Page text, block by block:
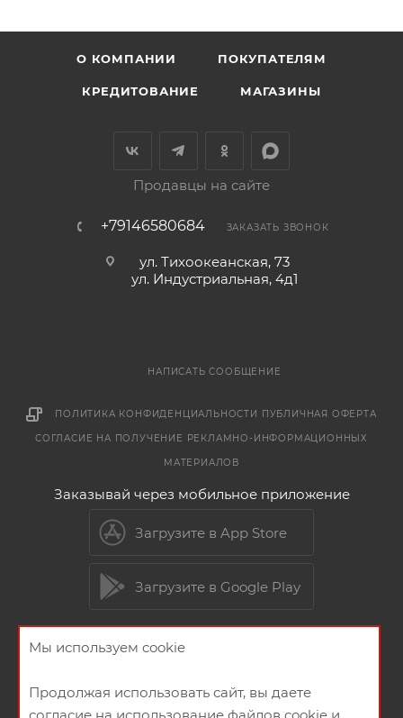
О КОМПАНИИ ПОКУПАТЕЛЯМ
КРЕДИТОВАНИЕ МАГАЗИНЫ
Продавцы на сайте
+79146580684 ЗАКАЗАТЬ ЗВОНОК
ул. Тихоокеанская, 73
ул. Индустриальная, 4д1
НАПИСАТЬ СООБЩЕНИЕ
ПОЛИТИКА КОНФИДЕНЦИАЛЬНОСТИ ПУБЛИЧНАЯ ОФЕРТА
СОГЛАСИЕ НА ПОЛУЧЕНИЕ РЕКЛАМНО-ИНФОРМАЦИОННЫХ
МАТЕРИАЛОВ
Заказывай через мобильное приложение
Загрузите в App Store
Загрузите в Google Play
Мы используем cookie
Продолжая использовать сайт, вы даете